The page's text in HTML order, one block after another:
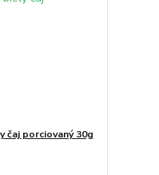
čaj porciovaný 30g